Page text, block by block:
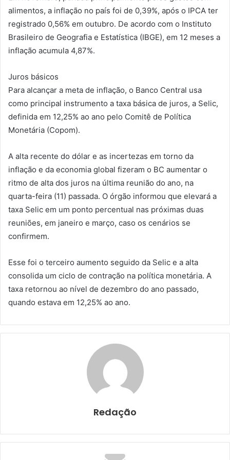
alimentos, a inflação no país foi de 0,39%, após o IPCA ter
registrado 0,56% em outubro. De acordo com o Instituto
Brasileiro de Geografia e Estatística (IBGE), em 12 meses a
inflação acumula 4,87%.
Juros básicos
Para alcançar a meta de inflação, o Banco Central usa
como principal instrumento a taxa básica de juros, a Selic,
definida em 12,25% ao ano pelo Comitê de Política
Monetária (Copom).
A alta recente do dólar e as incertezas em torno da
inflação e da economia global fizeram o BC aumentar o
ritmo de alta dos juros na última reunião do ano, na
quarta-feira (11) passada. O órgão informou que elevará a
taxa Selic em um ponto percentual nas próximas duas
reuniões, em janeiro e março, caso os cenários se
confirmem.
Esse foi o terceiro aumento seguido da Selic e a alta
consolida um ciclo de contração na política monetária. A
taxa retornou ao nível de dezembro do ano passado,
quando estava em 12,25% ao ano.
Redação